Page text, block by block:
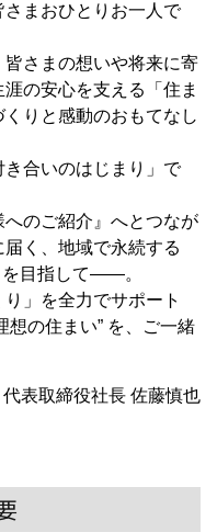
まおひとりお一人で
さまの想いや将来に寄
の安心を支える「住ま
りと感動のおもてなし
き合いのはじまり」で
のご紹介』へとつなが
く、地域で永続する
を目指して――。
」を全力でサポート
想の住まい” を、ご一緒
代表取締役社長 佐藤慎也